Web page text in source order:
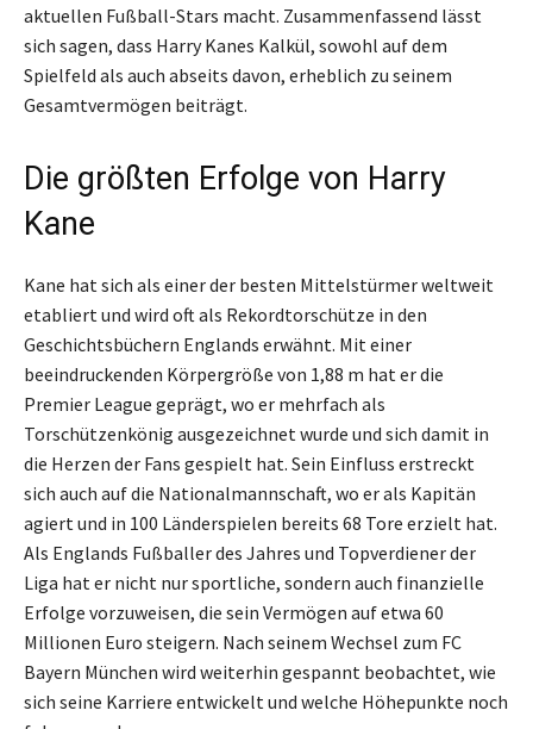
aktuellen Fußball-Stars macht. Zusammenfassend lässt
sich sagen, dass Harry Kanes Kalkül, sowohl auf dem
Spielfeld als auch abseits davon, erheblich zu seinem
Gesamtvermögen beiträgt.
Die größten Erfolge von Harry
Kane
Kane hat sich als einer der besten Mittelstürmer weltweit
etabliert und wird oft als Rekordtorschütze in den
Geschichtsbüchern Englands erwähnt. Mit einer
beeindruckenden Körpergröße von 1,88 m hat er die
Premier League geprägt, wo er mehrfach als
Torschützenkönig ausgezeichnet wurde und sich damit in
die Herzen der Fans gespielt hat. Sein Einfluss erstreckt
sich auch auf die Nationalmannschaft, wo er als Kapitän
agiert und in 100 Länderspielen bereits 68 Tore erzielt hat.
Als Englands Fußballer des Jahres und Topverdiener der
Liga hat er nicht nur sportliche, sondern auch finanzielle
Erfolge vorzuweisen, die sein Vermögen auf etwa 60
Millionen Euro steigern. Nach seinem Wechsel zum FC
Bayern München wird weiterhin gespannt beobachtet, wie
sich seine Karriere entwickelt und welche Höhepunkte noch